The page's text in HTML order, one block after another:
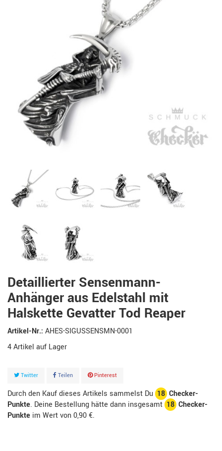
Detaillierter Sensenmann-
Anhänger aus Edelstahl mit
Halskette Gevatter Tod Reaper
Artikel-Nr.: AHES-SIGUSSENSMN-0001
4Artikel
Twitter Teilen Pinterest
Durch den Kauf dieses Artikels sammelst Du 18 Checker-
Punkte. Deine Bestellung hätte dann insgesamt 18 Checker-
Punkte im Wert von0,90 €.